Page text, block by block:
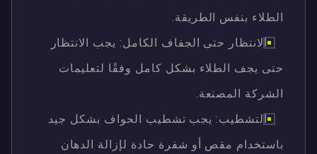
الطلاء بنفس الطريقة.
الانتظار حتى الجفاف الكامل: يجب الانتظار
حتى يجف الطلاء بشكل كامل وفقًا لتعليمات
الشركة المصنعة.
التشطيب: يجب تشطيب الحواف بشكل جيد
باستخدام مقص أو شفرة حادة لإزالة الدهان